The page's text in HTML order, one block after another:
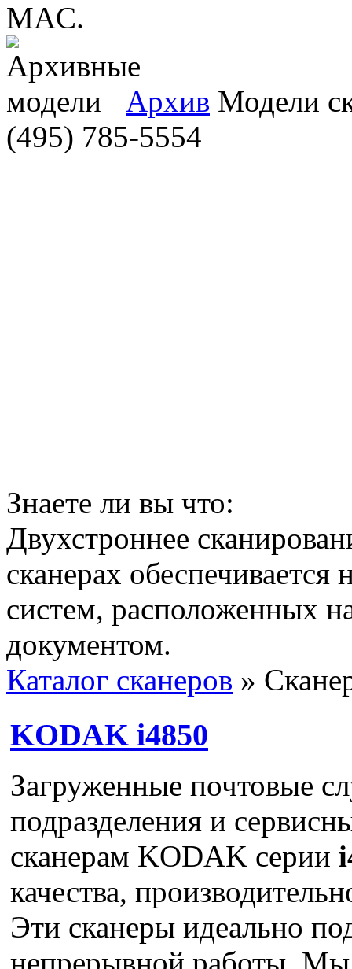
MAC.
Архив Модели
(495) 785-5554
Знаете ли вы что:
Двухстроннее
сканерах
систем, расположенных
документом.
Каталог сканеров »
KODAK i4850
Загруженные почтовые
подразделения и
сканерам KODAK серии
качества,
Эти сканеры идеально